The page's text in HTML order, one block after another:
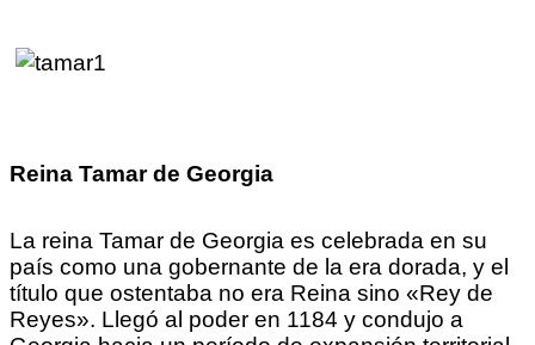
Reina Tamar de Georgia
La reina Tamar de Georgia es celebrada en su
país como una gobernante de la era dorada, y el
título que ostentaba no era Reina sino «Rey de
Reyes». Llegó al poder en 1184 y condujo a